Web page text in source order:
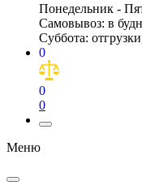
Понедельник -
Самовывоз: в
Суббота:
0
0
0
Меню